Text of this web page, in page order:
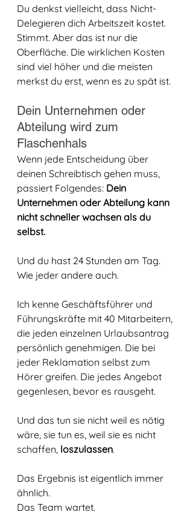
Du denkst vielleicht, dass Nicht-
Delegieren dich Arbeitszeit kostet.
Stimmt. Aber das ist nur die
Oberfläche. Die wirklichen Kosten
sind viel höher und die meisten
merkst du erst, wenn es zu spät ist.
Dein Unternehmen oder
Abteilung wird zum
Flaschenhals
Wenn jede Entscheidung über
deinen Schreibtisch gehen muss,
passiert Folgendes: Dein
Unternehmen oder Abteilung kann
nicht schneller wachsen als du
selbst.
Und du hast 24 Stunden am Tag.
Wie jeder andere auch.
Ich kenne Geschäftsführer und
Führungskräfte mit 40 Mitarbeitern,
die jeden einzelnen Urlaubsantrag
persönlich genehmigen. Die bei
jeder Reklamation selbst zum
Hörer greifen. Die jedes Angebot
gegenlesen, bevor es rausgeht.
Und das tun sie nicht weil es nötig
wäre, sie tun es, weil sie es nicht
schaffen, loszulassen.
Das Ergebnis ist eigentlich immer
ähnlich.
Das Team wartet.